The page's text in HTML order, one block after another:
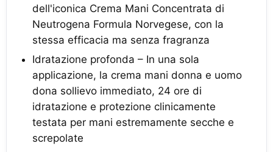
dell'iconica Crema Mani Concentrata di
Neutrogena Formula Norvegese, con la
stessa efficacia ma senza fragranza
Idratazione profonda – In una sola
applicazione, la crema mani donna e uomo
dona sollievo immediato, 24 ore di
idratazione e protezione clinicamente
testata per mani estremamente secche e
screpolate